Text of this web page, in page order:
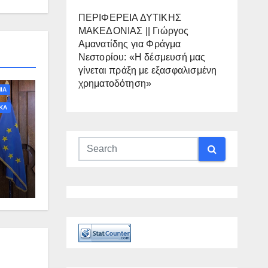
ΠΕΡΙΦΕΡΕΙΑ ΔΥΤΙΚΗΣ
ΜΑΚΕΔΟΝΙΑΣ || Γιώργος
Αμανατίδης για Φράγμα
Νεστορίου: «Η δέσμευσή μας
γίνεται πράξη με εξασφαλισμένη
χρηματοδότηση»